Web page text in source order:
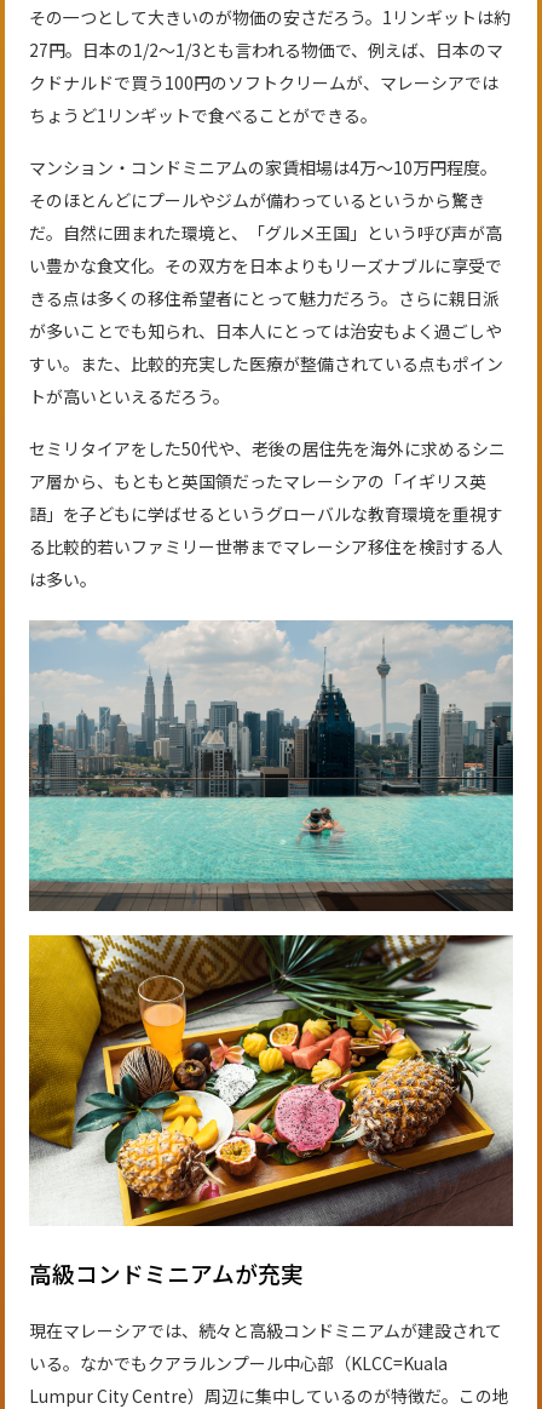
その一つとして大きいのが物価の安さだろう。1リンギットは約
27円。日本の1/2～1/3とも言われる物価で、例えば、日本のマ
クドナルドで買う100円のソフトクリームが、マレーシアでは
ちょうど1リンギットで食べることができる。
マンション・コンドミニアムの家賃相場は4万～10万円程度。
そのほとんどにプールやジムが備わっているというから驚き
だ。自然に囲まれた環境と、「グルメ王国」という呼び声が高
い豊かな食文化。その双方を日本よりもリーズナブルに享受で
きる点は多くの移住希望者にとって魅力だろう。さらに親日派
が多いことでも知られ、日本人にとっては治安もよく過ごしや
すい。また、比較的充実した医療が整備されている点もポイン
トが高いといえるだろう。
セミリタイアをした50代や、老後の居住先を海外に求めるシニ
ア層から、もともと英国領だったマレーシアの「イギリス英
語」を子どもに学ばせるというグローバルな教育環境を重視す
る比較的若いファミリー世帯までマレーシア移住を検討する人
は多い。
高級コンドミニアムが充実
現在マレーシアでは、続々と高級コンドミニアムが建設されて
いる。なかでもクアラルンプール中心部（KLCC=Kuala
Lumpur City Centre）周辺に集中しているのが特徴だ。この地